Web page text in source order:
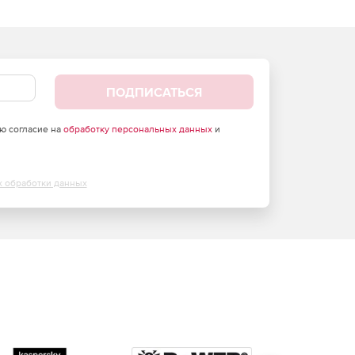
ПОДПИСАТЬСЯ
согласие на обработку персональных данныхи
обработки данных